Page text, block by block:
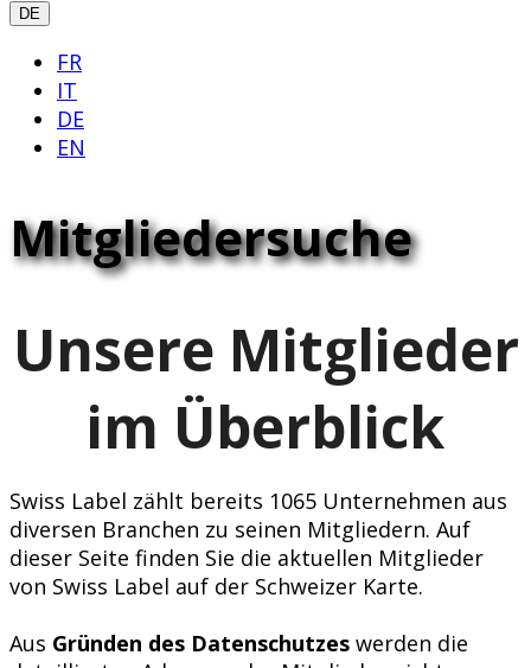
DE
FR
IT
DE
EN
Mitgliedersuche
Unsere Mitglieder
im Überblick
Swiss Label zählt bereits 1065 Unternehmen aus
diversen Branchen zu seinen Mitgliedern. Auf
dieser Seite finden Sie die aktuellen Mitglieder
von Swiss Label auf der Schweizer Karte.
Aus Gründen des Datenschutzes werden die